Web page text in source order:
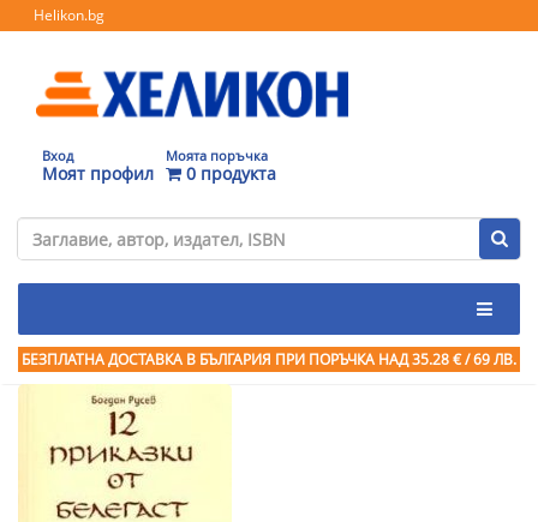
Helikon.bg
Вход
Моят профил
Моята поръчка
0 продукта
БЕЗПЛАТНА ДОСТАВКА В БЪЛГАРИЯ ПРИ ПОРЪЧКА НАД 35.28 € / 69 ЛВ.